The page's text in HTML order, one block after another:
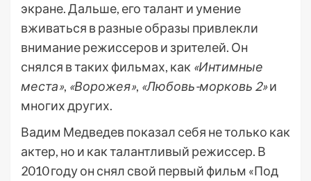
экране. Дальше, его талант и умение
вживаться в разные образы привлекли
внимание режиссеров и зрителей. Он
снялся в таких фильмах, как «Интимные
места», «Ворожея», «Любовь-морковь 2»и
многих других.
Вадим Медведев показал себя не только как
актер, но и как талантливый режиссер. В
2010 году он снял свой первый фильм «Под